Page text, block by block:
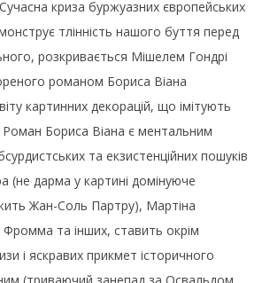
криза буржуазних європейських
тлінність нашого буття перед
розкривається Мішелем Гондрі
романом Бориса Віана
картинних декорацій, що імітують
Роман Бориса Віана є ментальним
та екзистенційних пошуків
(не дарма у картині домінуюче
Жан-Соль Партру), Мартіна
Фромма та інших, ставить окрім
і яскравих прикмет історичного